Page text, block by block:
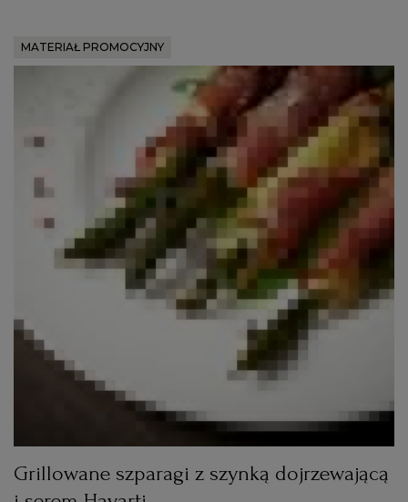
MATERIAŁ PROMOCYJNY
Grillowane szparagi z szynką dojrzewającą